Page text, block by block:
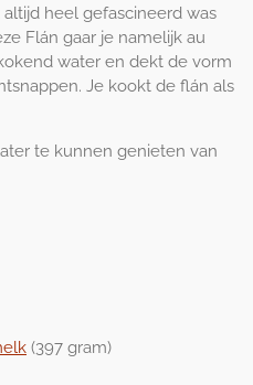
heel gefascineerd was
Flán gaar je namelijk au
water en dekt de vorm
Je kookt de flán als
te kunnen genieten van
(397 gram)